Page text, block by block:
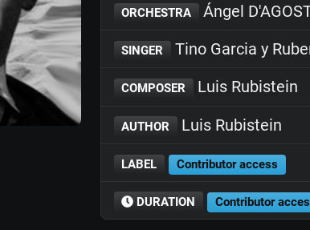
ORCHESTRA Ángel
SINGER Tino Garcia y
COMPOSER Luis Rubistein
AUTHOR Luis Rubistein
LABEL Contributor access
DURATION Contributor